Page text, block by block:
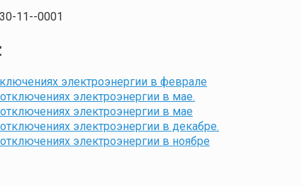
11--0001
электроэнергии в феврале
электроэнергии в мае.
электроэнергии в мае
электроэнергии в декабре.
электроэнергии в ноябре